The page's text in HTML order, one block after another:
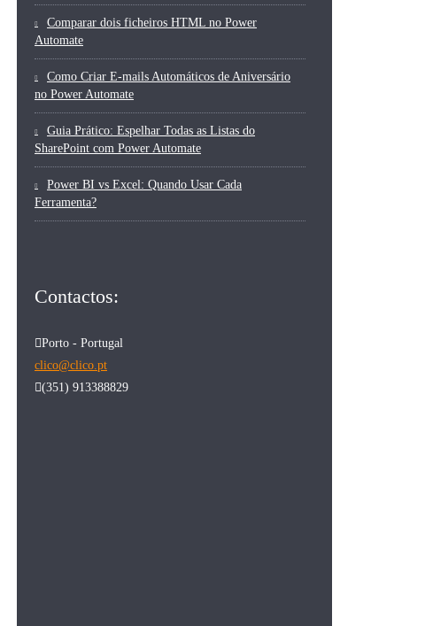
Comparar dois ficheiros HTML no Power
Automate
Como Criar E-mails Automáticos de Aniversário
no Power Automate
Guia Prático: Espelhar Todas as Listas do
SharePoint com Power Automate
Power BI vs Excel: Quando Usar Cada
Ferramenta?
Contactos:
Porto - Portugal
clico@clico.pt
(351) 913388829